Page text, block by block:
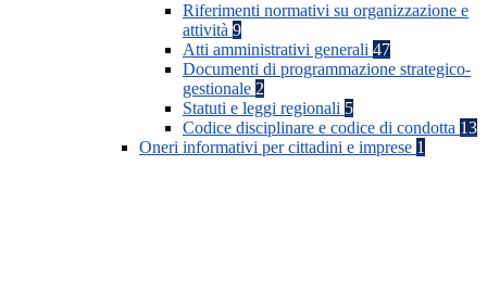
Riferimenti normativi su organizzazione e
attività 9
Atti amministrativi generali 47
Documenti di programmazione strategico-
gestionale 2
Statuti e leggi regionali 5
Codice disciplinare e codice di condotta 13
Oneri informativi per cittadini e imprese 1